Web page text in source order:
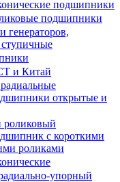
подшипники
подшипники
и Китай
открытые и
роликовый
с короткими
роликами
упорный